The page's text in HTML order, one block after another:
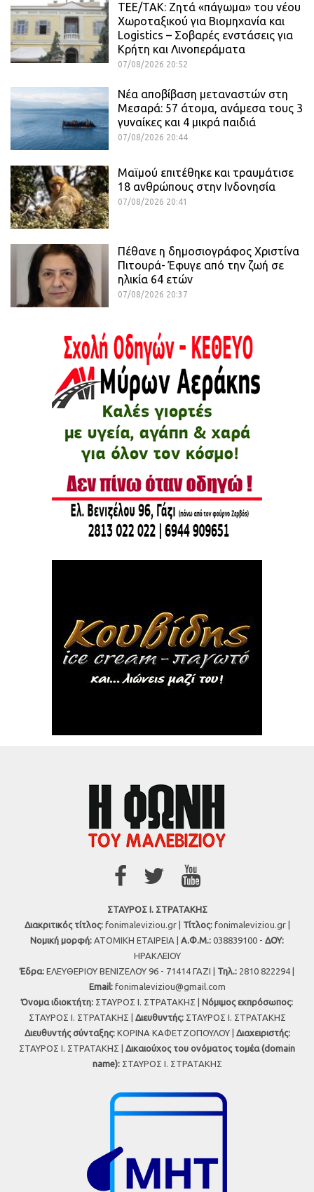
ΤΕΕ/ΤΑΚ: Ζητά «πάγωμα» του νέου
Χωροταξικού για Βιομηχανία και
Logistics – Σοβαρές ενστάσεις για
Κρήτη και Λινοπεράματα
07/08/2026 20:52
Νέα αποβίβαση μεταναστών στη
Μεσαρά: 57 άτομα, ανάμεσα τους 3
γυναίκες και 4 μικρά παιδιά
07/08/2026 20:44
Μαϊμού επιτέθηκε και τραυμάτισε
18 ανθρώπους στην Ινδονησία
07/08/2026 20:41
Πέθανε η δημοσιογράφος Χριστίνα
Πιτουρά- Έφυγε από την ζωή σε
ηλικία 64 ετών
07/08/2026 20:37
ΣΤΑΥΡΟΣ Ι. ΣΤΡΑΤΑΚΗΣ
Διακριτικός τίτλος:fonimaleviziou.gr | Τίτλος:fonimaleviziou.gr |
Νομική μορφή: ΑΤΟΜΙΚΗ ΕΤΑΙΡΕΙΑ | Α.Φ.Μ.: 038839100 - ΔΟΥ:
ΗΡΑΚΛΕΙΟΥ
Έδρα: ΕΛΕΥΘΕΡΙΟΥ ΒΕΝΙΖΕΛΟΥ 96 - 71414 ΓΑΖΙ | Τηλ.: 2810 822294 |
Εmail: fonimaleviziou@gmail.com
Όνομα ιδιοκτήτη: ΣΤΑΥΡΟΣ Ι. ΣΤΡΑΤΑΚΗΣ | Νόμιμος εκπρόσωπος:
ΣΤΑΥΡΟΣ Ι. ΣΤΡΑΤΑΚΗΣ | Διευθυντής:ΣΤΑΥΡΟΣ Ι. ΣΤΡΑΤΑΚΗΣ
Διευθυντής σύνταξης:ΚΟΡΙΝΑ ΚΑΦΕΤΖΟΠΟΥΛΟΥ | Διαχειριστής:
ΣΤΑΥΡΟΣ Ι. ΣΤΡΑΤΑΚΗΣ | Δικαιούχος του ονόματος τομέα (domain
name):ΣΤΑΥΡΟΣ Ι. ΣΤΡΑΤΑΚΗΣ